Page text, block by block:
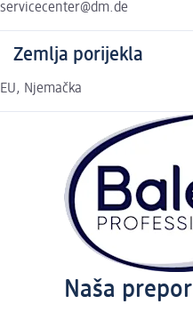
servicecenter@dm.de
Zemlja porijekla
EU, Njemačka
Naša